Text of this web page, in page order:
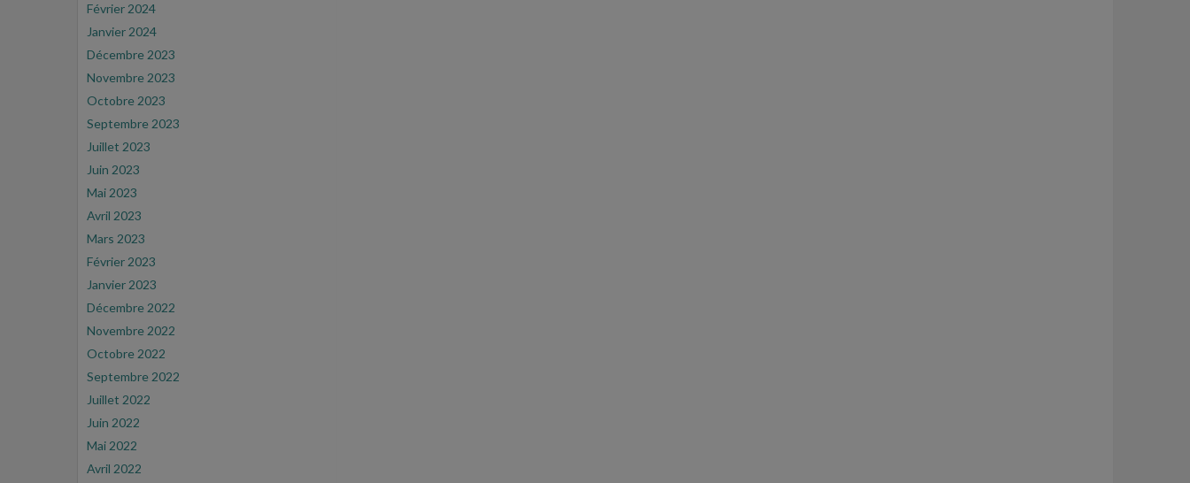
Février 2024
Janvier 2024
Décembre 2023
Novembre 2023
Octobre 2023
Septembre 2023
Juillet 2023
Juin 2023
Mai 2023
Avril 2023
Mars 2023
Février 2023
Janvier 2023
Décembre 2022
Novembre 2022
Octobre 2022
Septembre 2022
Juillet 2022
Juin 2022
Mai 2022
Avril 2022